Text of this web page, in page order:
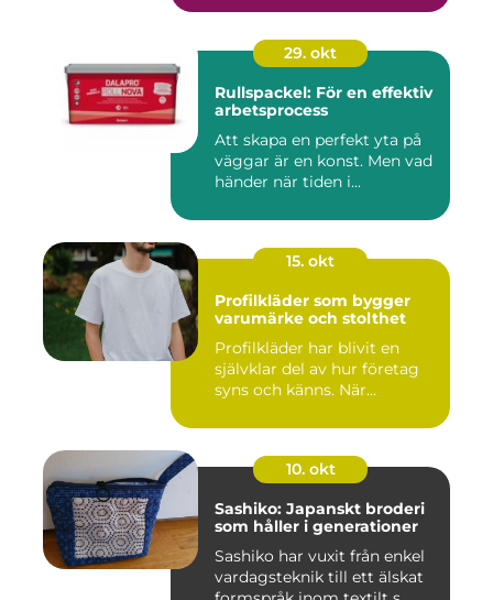
29. okt
Rullspackel: För en effektiv
arbetsprocess
Att skapa en perfekt yta på
väggar är en konst. Men vad
händer när tiden i...
15. okt
Profilkläder som bygger
varumärke och stolthet
Profilkläder har blivit en
självklar del av hur företag
syns och känns. När...
10. okt
Sashiko: Japanskt broderi
som håller i generationer
Sashiko har vuxit från enkel
vardagsteknik till ett älskat